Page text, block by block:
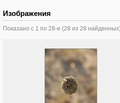
Изображения
Показано с 1 по 28-е (28 из 28